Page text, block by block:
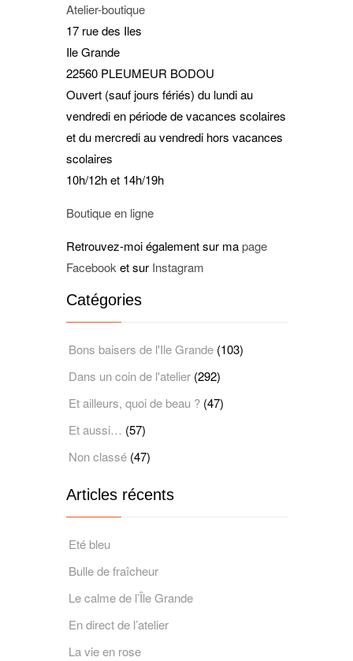
Atelier-boutique
17 rue des Iles
Ile Grande
22560 PLEUMEUR BODOU
Ouvert (sauf jours fériés) du lundi au
vendredi en période de vacances scolaires
et du mercredi au vendredi hors vacances
scolaires
10h/12h et 14h/19h
Boutique en ligne
Retrouvez-moi également sur mapage
Facebooket sur Instagram
Catégories
Bons baisers de l'Ile Grande (103)
Dans un coin de l'atelier (292)
Et ailleurs, quoi de beau ? (47)
Et aussi… (57)
Non classé (47)
Articles récents
Eté bleu
Bulle de fraîcheur
Le calme de l’Île Grande
En direct de l’atelier
La vie en rose